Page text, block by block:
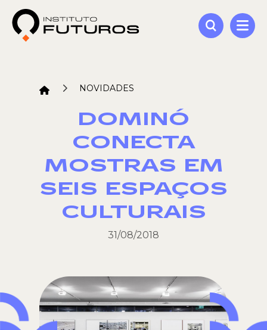
NOVIDADES
DOMINÓ
CONECTA
MOSTRAS EM
SEIS ESPAÇOS
CULTURAIS
31/08/2018